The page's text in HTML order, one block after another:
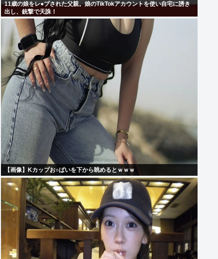
11歳の娘をレ●プされた父親。娘のTikTokアカウントを使い自宅に誘き
出し、銃撃で天誅！
【画像】Kカップお○ぱいを下から眺めるとｗｗｗ